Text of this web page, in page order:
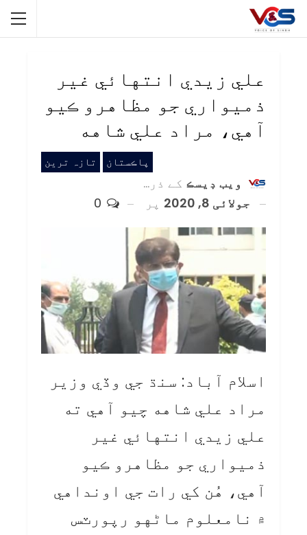
علي زيدي انتهائي غير
ذميواري جو مظاهرو ڪيو
آهي، مراد علي شاهه
پاڪستان تازہ ترین
ويب ڊيسڪ کے ذریعہ
جولائی 8, 2020
پر
اسلام آباد: سنڌ جي وڏي وزير
مراد علي شاهه چيو آهي ته
علي زيدي انتهائي غير
ذميواري جو مظاهرو ڪيو
آهي، هُن کي رات جي اونداهي
۾ نامعلوم ماڻهو رپورٽس